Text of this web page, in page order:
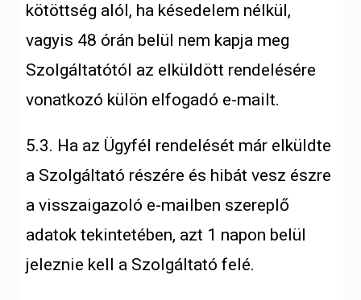
kötöttség alól, ha késedelem nélkül,
vagyis 48 órán belül nem kapja meg
Szolgáltatótól az elküldött rendelésére
vonatkozó külön elfogadó e-mailt.
5.3. Ha az Ügyfél rendelését már elküldte
a Szolgáltató részére és hibát vesz észre
a visszaigazoló e-mailben szereplő
adatok tekintetében, azt 1 napon belül
jeleznie kell a Szolgáltató felé.